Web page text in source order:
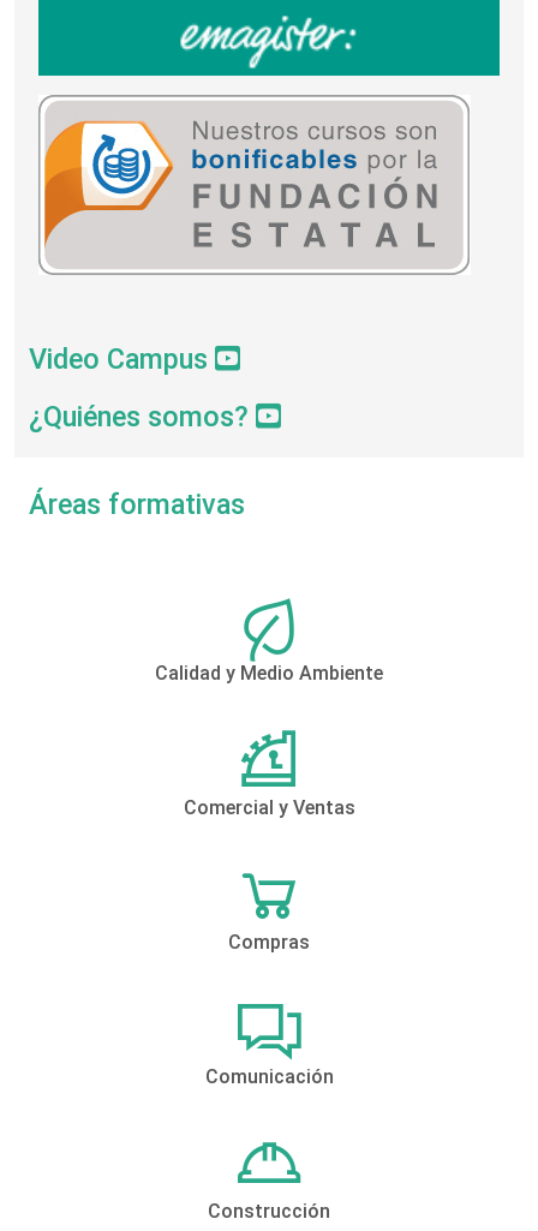
Video Campus
¿Quiénes somos?
Áreas formativas
Calidad y Medio Ambiente
Comercial y Ventas
Compras
Comunicación
Construcción